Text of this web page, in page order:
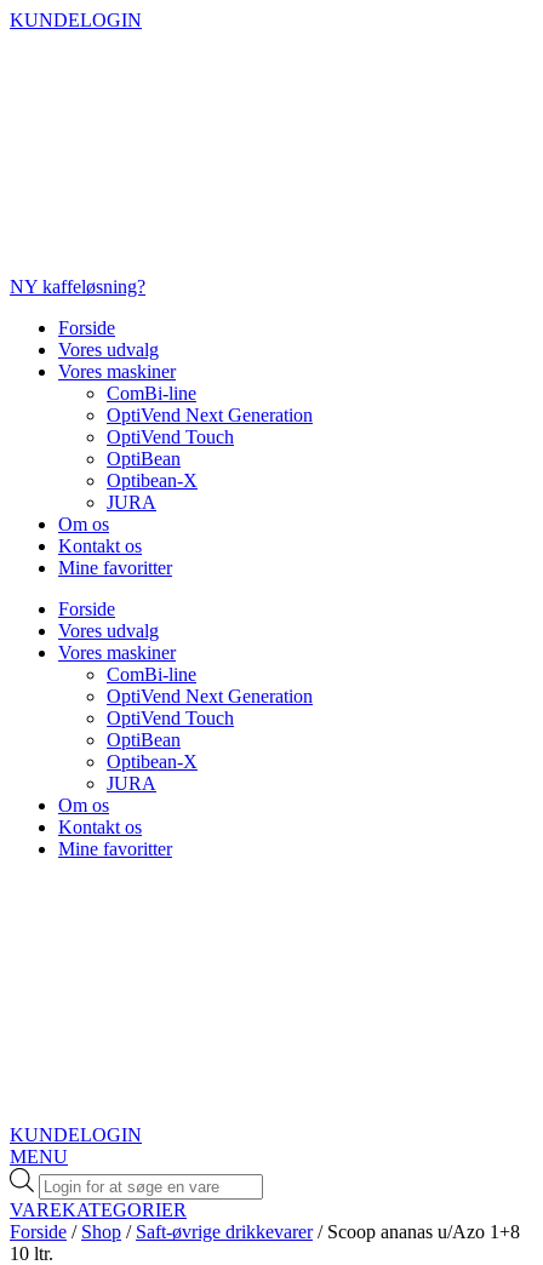
Videre
KUNDELOGIN
NY kaffeløsning?
Forside
Vores udvalg
Vores maskiner
ComBi-line
OptiVend Next Generation
OptiVend Touch
OptiBean
Optibean-X
JURA
Om os
Kontakt os
Mine favoritter
Forside
Vores udvalg
Vores maskiner
ComBi-line
OptiVend Next Generation
OptiVend Touch
OptiBean
Optibean-X
JURA
Om os
Kontakt os
Mine favoritter
KUNDELOGIN
MENU
Products
search
VAREKATEGORIER
Forside / Shop / Saft-øvrige drikkevarer/ Scoop ananas u/Azo 1+8
10 ltr.